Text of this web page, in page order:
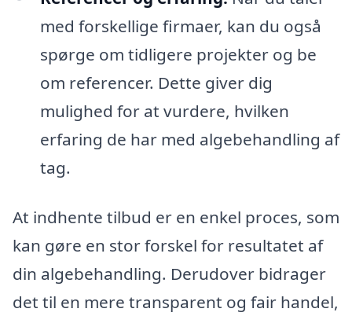
med forskellige firmaer, kan du også
spørge om tidligere projekter og be
om referencer. Dette giver dig
mulighed for at vurdere, hvilken
erfaring de har med algebehandling af
tag.
At indhente tilbud er en enkel proces, som
kan gøre en stor forskel for resultatet af
din algebehandling. Derudover bidrager
det til en mere transparent og fair handel,